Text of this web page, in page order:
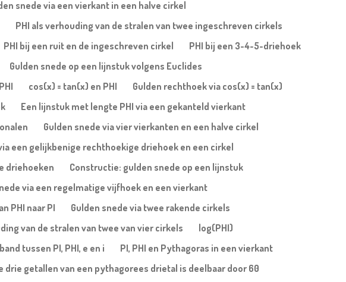
snede via een vierkant in een halve cirkel
PHI als verhouding van de stralen van twee ingeschreven cirkels
PHI bij een ruit en de ingeschreven cirkel
PHI bij een 3-4-5-driehoek
Gulden snede op een lijnstuk volgens Euclides
cos(x) = tan(x) en PHI
Gulden rechthoek via cos(x) = tan(x)
Een lijnstuk met lengte PHI via een gekanteld vierkant
Gulden snede via vier vierkanten en een halve cirkel
een gelijkbenige rechthoekige driehoek en een cirkel
driehoeken
Constructie: gulden snede op een lijnstuk
via een regelmatige vijfhoek en een vierkant
PHI naar PI
Gulden snede via twee rakende cirkels
van de stralen van twee van vier cirkels
log(PHI)
tussen PI, PHI, e en i
PI, PHI en Pythagoras in een vierkant
drie getallen van een pythagorees drietal is deelbaar door 60